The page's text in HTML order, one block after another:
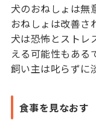
犬のおねしょは無
おねしょは改善さ
犬は恐怖とストレ
える可能性もある
飼い主は叱らずに
食事を見なおす